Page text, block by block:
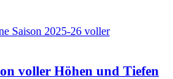
voller Höhen und Tiefen